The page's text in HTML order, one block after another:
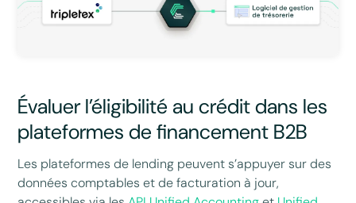
Évaluer l’éligibilité au crédit dans les
plateformes de financement B2B
Les plateformes de lending peuvent s’appuyer sur des
données comptables et de facturation à jour,